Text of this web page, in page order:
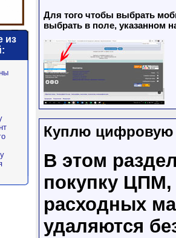
из
Для того чтобы выбрать
выбрать в поле, указанном
Куплю цифровую
В этом
покупку ЦПМ,
расходных
удаляются